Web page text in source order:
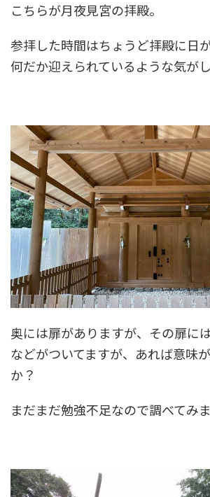
こちらが月夜見宮の拝殿。
参拝した時間はちょうど拝殿に日が
何だか迎えられているような気が
奥には扉がありますが、その扉に
などがついてますが、あれば意味
か？
まだまだ勉強不足なので調べてみ